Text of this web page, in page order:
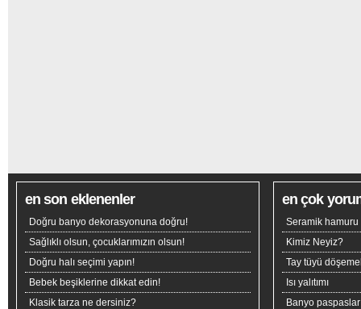
en son eklenenler
Doğru banyo dekorasyonuna doğru!
Sağlıklı olsun, çocuklarımızın olsun!
Doğru halı seçimi yapın!
Bebek beşiklerine dikkat edin!
Klasik tarza ne dersiniz?
en çok
Seramik hamuru
Kimiz Neyiz?
Tay tüyü
Isı yalıtımı
Banyo